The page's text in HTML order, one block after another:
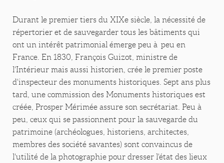
Durant le premier tiers du XIXe siècle, la nécessité de
répertorier et de sauvegarder tous les bâtiments qui
ont un intérêt patrimonial émerge peu à peu en
France. En 1830, François Guizot, ministre de
l'Intérieur mais aussi historien, crée le premier poste
d'inspecteur des monuments historiques. Sept ans plus
tard, une commission des Monuments historiques est
créée, Prosper Mérimée assure son secrétariat. Peu à
peu, ceux qui se passionnent pour la sauvegarde du
patrimoine (archéologues, historiens, architectes,
membres des société savantes) sont convaincus de
l'utilité de la photographie pour dresser l'état des lieux